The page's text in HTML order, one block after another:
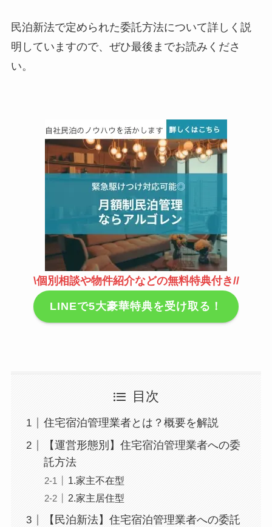
民泊新法で定められた委託方法について詳しく説
明していますので、ぜひ最後までお読みくださ
い。
\個別相談や物件紹介などの無料特典付き//
LINEで5大豪華特典を受け取る！
目次
住宅宿泊管理業者とは？概要を解説
【運営形態別】住宅宿泊管理業者への委
託方法
1.家主不在型
2.家主居住型
【民泊新法】住宅宿泊管理業者への委託